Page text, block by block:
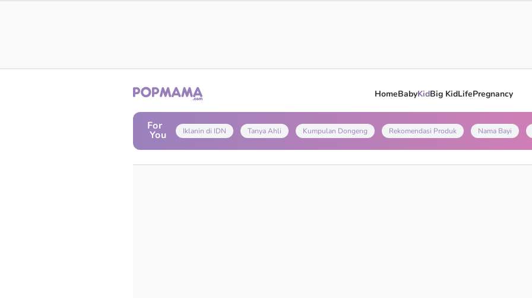
HomeBabyKidBig KidLifePregnancy
For
You Iklanin di IDN Tanya Ahli Kumpulan Dongeng Rekomendasi Produk Nama Bayi